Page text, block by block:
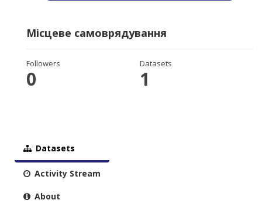
Місцеве самоврядування
Followers
0
Datasets
1
Datasets
Activity Stream
About